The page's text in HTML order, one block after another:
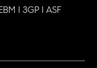
I 3GP I ASF